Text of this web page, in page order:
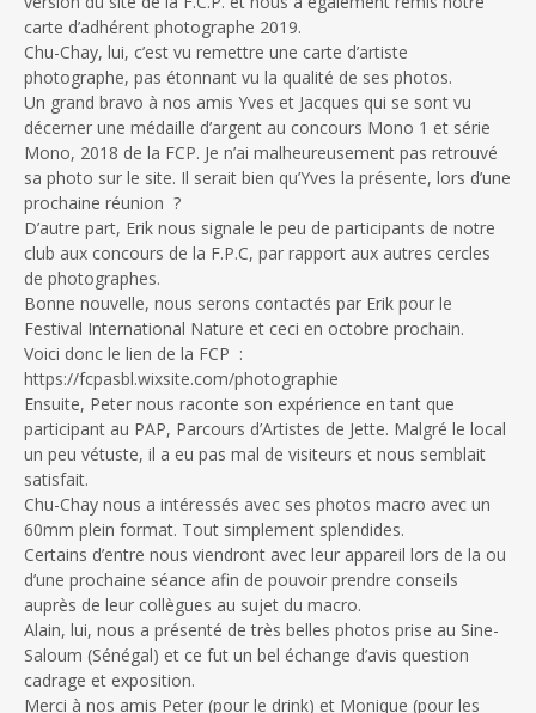
carte d’adhérent photographe 2019.
Chu-Chay, lui, c’est vu remettre une carte d’artiste
photographe, pas étonnant vu la qualité de ses photos.
Un grand bravo à nos amis Yves et Jacques qui se sont vu
décerner une médaille d’argent au concours Mono 1 et série
Mono, 2018 de la FCP. Je n’ai malheureusement pas retrouvé
sa photo sur le site. Il serait bien qu’Yves la présente, lors d’une
prochaine réunion ?
D’autre part, Erik nous signale le peu de participants de notre
club aux concours de la F.P.C, par rapport aux autres cercles
de photographes.
Bonne nouvelle, nous serons contactés par Erik pour le
Festival International Nature et ceci en octobre prochain.
Voici donc le lien de la FCP :
https://fcpasbl.wixsite.com/photographie
Ensuite, Peter nous raconte son expérience en tant que
participant au PAP, Parcours d’Artistes de Jette. Malgré le local
un peu vétuste, il a eu pas mal de visiteurs et nous semblait
satisfait.
Chu-Chay nous a intéressés avec ses photos macro avec un
60mm plein format. Tout simplement splendides.
Certains d’entre nous viendront avec leur appareil lors de la ou
d’une prochaine séance afin de pouvoir prendre conseils
auprès de leur collègues au sujet du macro.
Alain, lui, nous a présenté de très belles photos prise au Sine-
Saloum (Sénégal) et ce fut un bel échange d’avis question
cadrage et exposition.
Merci à nos amis Peter (pour le drink) et Monique (pour les